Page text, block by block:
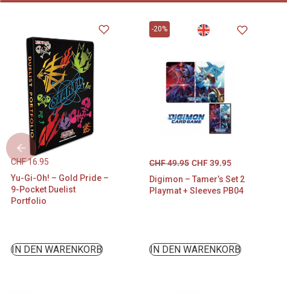
CHF16.95
Yu-Gi-Oh! – Gold Pride –
9-Pocket Duelist
Portfolio
IN DEN WARENKORB
-20%
CHF49.95 CHF39.95
Digimon – Tamer’s Set 2
Playmat + Sleeves PB04
IN DEN WARENKORB